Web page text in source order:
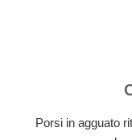
Porsi in agguato